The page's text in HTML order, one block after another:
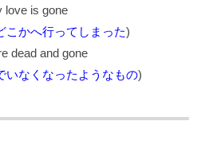
love is gone
こかへ行ってしまった)
dead and gone
いなくなったようなもの)